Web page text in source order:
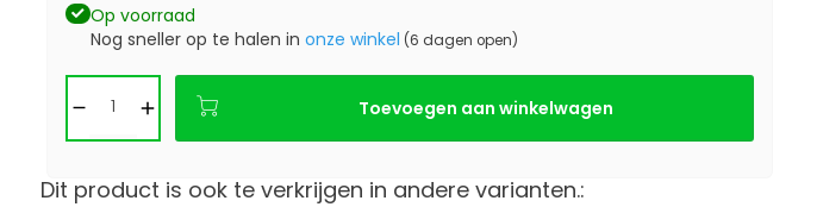
Op voorraad
Nog sneller op te halen in onze winkel (6 dagen open)
Toevoegen aan winkelwagen
Dit product is ook te verkrijgen in andere varianten.: